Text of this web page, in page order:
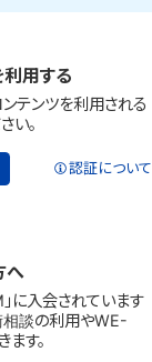
用する
テンツを利用される
い。
認証について
へ
に入会されています
談の利用やWE-
す。